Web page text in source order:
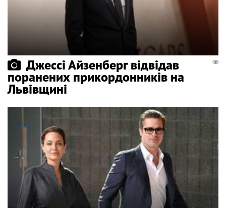
Джессі Айзенберг відвідав
поранених прикордонників на
Львівщині